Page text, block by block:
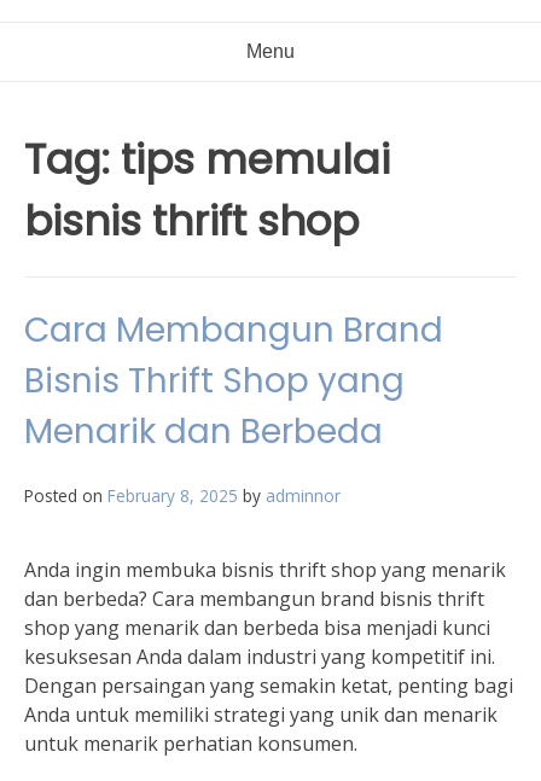
Menu
Tag: tips memulai
bisnis thrift shop
Cara Membangun Brand
Bisnis Thrift Shop yang
Menarik dan Berbeda
Posted on February 8, 2025 by adminnor
Anda ingin membuka bisnis thrift shop yang menarik
dan berbeda? Cara membangun brand bisnis thrift
shop yang menarik dan berbeda bisa menjadi kunci
kesuksesan Anda dalam industri yang kompetitif ini.
Dengan persaingan yang semakin ketat, penting bagi
Anda untuk memiliki strategi yang unik dan menarik
untuk menarik perhatian konsumen.